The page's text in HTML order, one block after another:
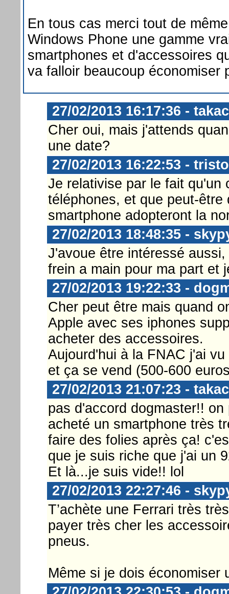
En tous cas merci tout de
Windows Phone une gamme
smartphones et d'accessoires
va falloir beaucoup économiser
27/02/2013 16:17:36 -
Cher oui, mais j'attends
une date?
27/02/2013 16:22:53 -
Je relativise par le fait qu'un
téléphones, et que peut-
smartphone adopteront la
27/02/2013 18:48:35 -
J'avoue être intéressé
frein a main pour ma part et
27/02/2013 19:22:33 -
Cher peut être mais quand
Apple avec ses iphones
acheter des accessoires.
Aujourd'hui à la FNAC j'ai
et ça se vend (500-600
27/02/2013 21:07:23 -
pas d'accord dogmaster!!
acheté un smartphone très
faire des folies après ça!
que je suis riche que j'ai un
Et là...je suis vide!! lol
27/02/2013 22:27:46 -
T’achète une Ferrari très
payer très cher les
pneus.
Même si je dois économiser